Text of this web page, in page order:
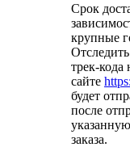
Срок
крупные
трек-кода
сайте
будет
после
заказа.